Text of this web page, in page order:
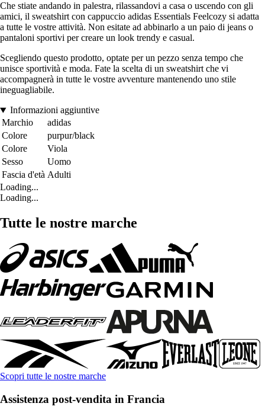
Che stiate andando in palestra, rilassandovi a casa o uscendo con gli
amici, il sweatshirt con cappuccio adidas Essentials Feelcozy si adatta
a tutte le vostre attività. Non esitate ad abbinarlo a un paio di jeans o
pantaloni sportivi per creare un look trendy e casual.
Scegliendo questo prodotto, optate per un pezzo senza tempo che
unisce sportività e moda. Fate la scelta di un sweatshirt che vi
accompagnerà in tutte le vostre avventure mantenendo uno stile
ineguagliabile.
Informazioni aggiuntive
Marchio
adidas
Colore
purpur/black
Colore
Viola
Sesso
Uomo
Fascia d'età Adulti
Loading...
Loading...
Tutte le nostre marche
Scopri tutte le nostre marche
Assistenza post-vendita in Francia